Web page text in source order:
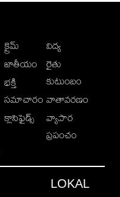
క్రైమ్
జాతీయం
భక్తి
సమాచారం
క్లాసిఫైడ్స్
విద్య
రైతు
కుటుంబం
వాతావరణం
వ్యాపార
ప్రపంచం
LOKAL